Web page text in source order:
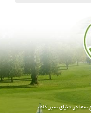
شما در دنیای سبز گلف